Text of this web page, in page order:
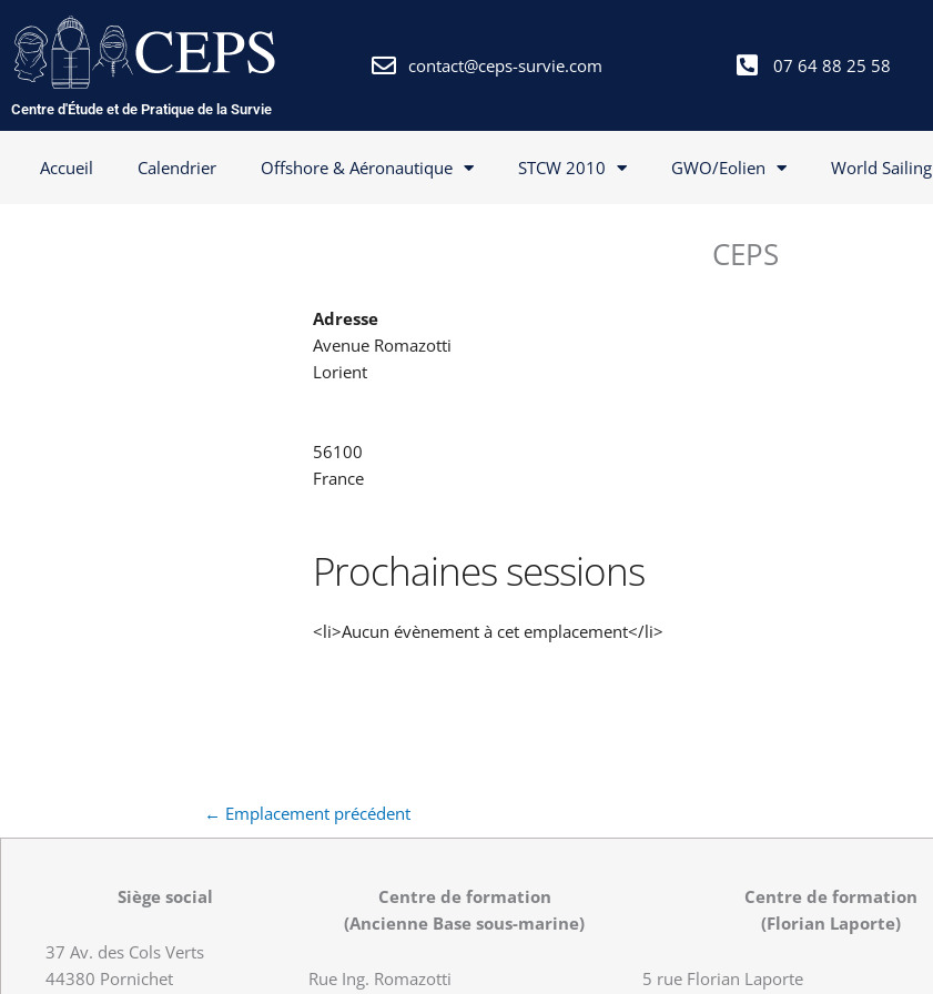
au
contenu
Centre d'Étude et de Pratique de la Survie
contact@ceps-survie.com 07 64 88 25 58
Accueil Calendrier Offshore & Aéronautique STCW 2010 GWO/Eolien World Sailing
CEPS
Adresse
Avenue Romazotti
Lorient
56100
France
Prochaines sessions
<li>Aucun évènement à cet emplacement</li>
← Emplacement précédent
Siège social
37 Av. des Cols Verts
44380 Pornichet
Centre de formation
(Ancienne Base sous-marine)
Rue Ing. Romazotti
Centre de formation
(Florian Laporte)
5 rue Florian Laporte